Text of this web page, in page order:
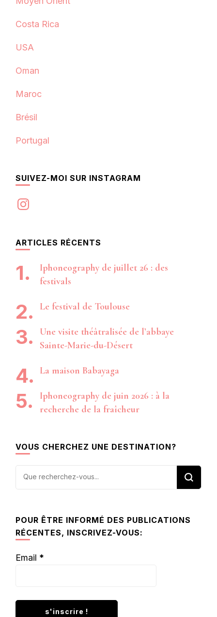
Costa Rica
USA
Oman
Maroc
Brésil
Portugal
SUIVEZ-MOI SUR INSTAGRAM
Instagram
ARTICLES RÉCENTS
Iphoneography de juillet 26 : des
festivals
Le festival de Toulouse
Une visite théâtralisée de l’abbaye
Sainte-Marie-du-Désert
La maison Babayaga
Iphoneography de juin 2026 : à la
recherche de la fraîcheur
VOUS CHERCHEZ UNE DESTINATION?
Vous
recherchiez
chose ?
POUR ÊTRE INFORMÉ DES PUBLICATIONS
RÉCENTES, INSCRIVEZ-VOUS:
Email *